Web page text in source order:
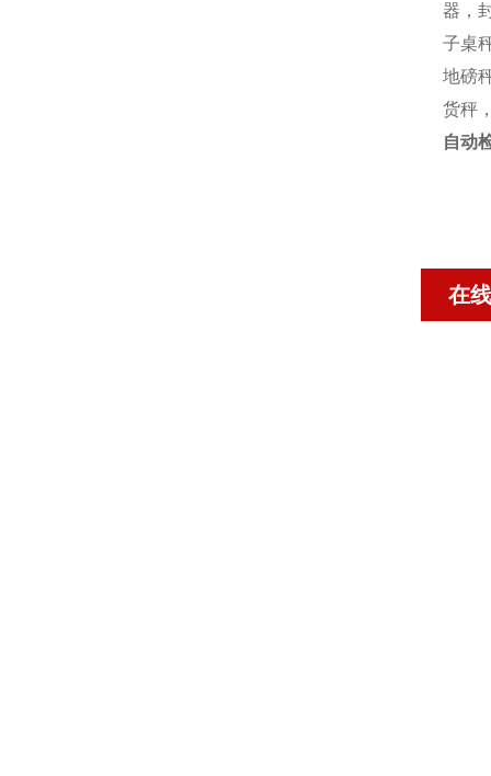
器，
子桌
地磅
货秤
自动
在